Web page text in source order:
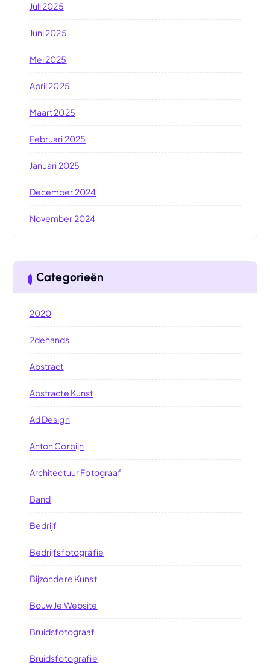
Juli 2025
Juni 2025
Mei 2025
April 2025
Maart 2025
Februari 2025
Januari 2025
December 2024
November 2024
Categorieën
2020
2dehands
Abstract
Abstracte Kunst
Ad Design
Anton Corbijn
Architectuur Fotograaf
Band
Bedrijf
Bedrijfsfotografie
Bijzondere Kunst
Bouw Je Website
Bruidsfotograaf
Bruidsfotografie